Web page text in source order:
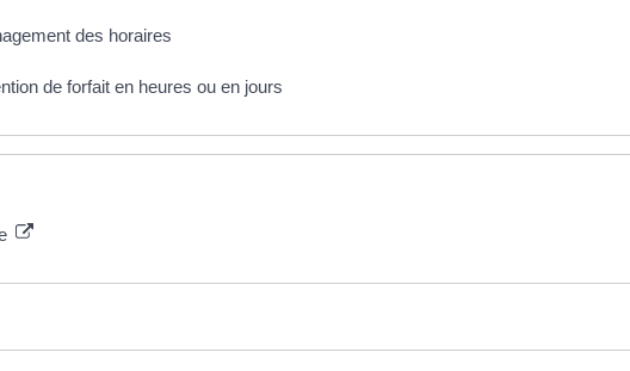
des horaires
de forfait en heures ou en jours